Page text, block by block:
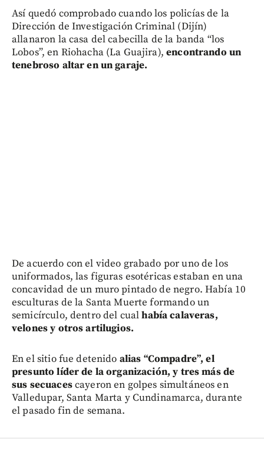
Así quedó comprobado cuando los policías de la
Dirección de Investigación Criminal (Dijín)
allanaron la casa del cabecilla de la banda “los
Lobos”, en Riohacha (La Guajira),encontrando un
tenebroso altar en un garaje.
De acuerdo con el video grabado por uno de los
uniformados, las figuras esotéricas estaban en una
concavidad de un muro pintado de negro. Había 10
esculturas de la Santa Muerte formando un
semicírculo, dentro del cualhabía calaveras,
velones y otros artilugios.
En el sitio fue detenido alias “Compadre”, el
presunto líder de la organización, y tres más de
sus secuacescayeron en golpes simultáneos en
Valledupar, Santa Marta y Cundinamarca, durante
el pasado fin de semana.